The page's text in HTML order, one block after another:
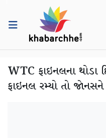
WTC ફાઇનલના
ફાઇનલ રમ્યો તો